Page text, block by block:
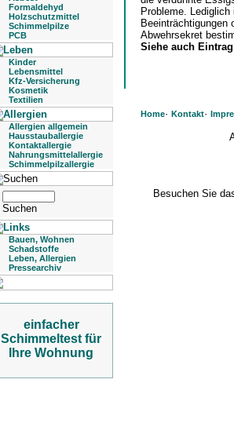
Formaldehyd
Holzschutzmittel
Schimmelpilze
PCB
Kinder
Lebensmittel
Kfz-Versicherung
Kosmetik
Textilien
Allergien allgemein
Hausstauballergie
Kontaktallergie
Nahrungsmittelallergie
Schimmelpilzallergie
Bauen, Wohnen
Schadstoffe
Leben, Allergien
Pressearchiv
einfacher
Schimmeltest für
Ihre Wohnung
Probleme.
Beeinträchtigungen
Abwehrsekret
Siehe auch
Home· Kontakt·
Besuchen Sie